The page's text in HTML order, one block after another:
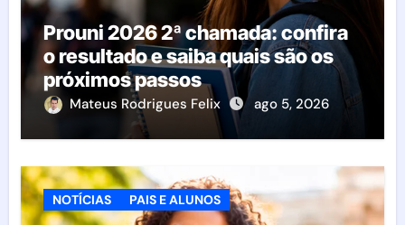
Prouni 2026 2ª chamada: confira
o resultado e saiba quais são os
próximos passos
Mateus Rodrigues Felix ago 5, 2026
NOTÍCIAS PAIS E ALUNOS